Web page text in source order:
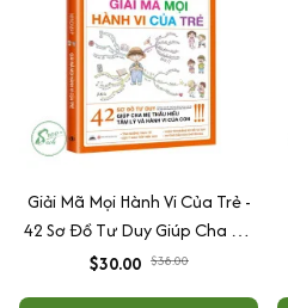
Giải Mã Mọi Hành Vi Của Trẻ -
42 Sơ Đồ Tư Duy Giúp Cha Mẹ
Thấu Hiểu Tâm Lý Và Hành Vi
$30.00 $38.00